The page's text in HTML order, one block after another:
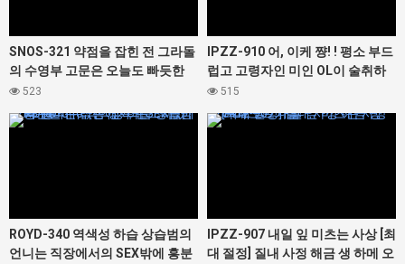
SNOS-321 약점을 잡힌 전 그라돌
의 수영부 고문은 오늘도 빠듯한
한계의 수영복으로 범해진다
523
IPZZ-910 어, 이케 쨩! ! 평소 부드
럽고 고령자인 미인 OL이 술취하
면 가드가바가바 가랑이 율율 모습
정도로 발기가 가라앉지 않는 절륜
515
427348
ROYD-340 역색성 하습 상습범의
언니는 직장에서의 SEX밖에 흥분
427412
IPZZ-907 내일 잎 미츠는 사상 [최
대 절정] 질내 사정 해금 생 하메 오